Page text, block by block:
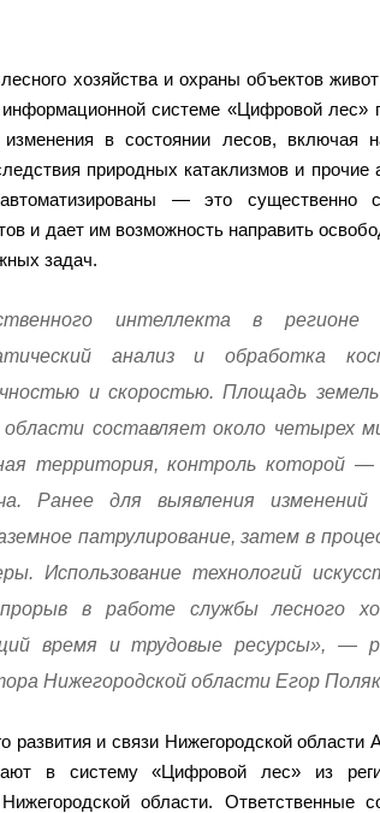
хозяйства и охраны объектов
системе «Цифровой лес»
в состоянии лесов, включая
природных катаклизмов и прочие
— это существенно
и дает им возможность направить
задач.
интеллекта в регионе
анализ и обработка
и скоростью. Площадь земель
составляет около четырех
территория, контроль которой —
Ранее для выявления
патрулирование, затем в
Использование технологий
в работе службы лесного
время и трудовые ресурсы», —
Нижегородской области Егор
развития и связи Нижегородской области
в систему «Цифровой лес» из
области. Ответственные